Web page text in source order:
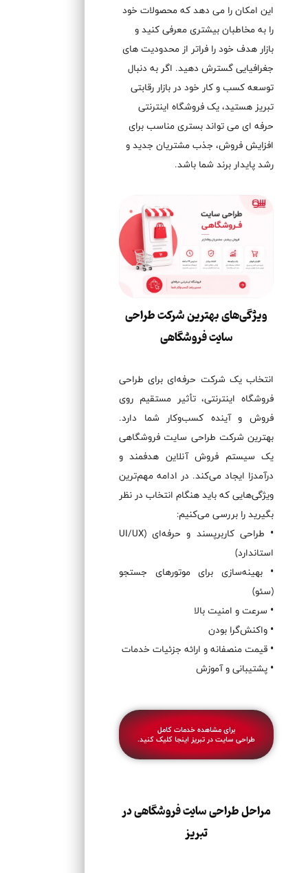
این امکان را می دهد که محصولات خود
را به مخاطبان بیشتری معرفی کنید و
بازار هدف خود را فراتر از محدودیت های
جغرافیایی گسترش دهید. اگر به دنبال
توسعه کسب و کار خود در بازار رقابتی
تبریز هستید، یک فروشگاه اینترنتی
حرفه ای می تواند بستری مناسب برای
افزایش فروش، جذب مشتریان جدید و
رشد پایدار برند شما باشد.
ویژگی‌های بهترین شرکت طراحی
سایت فروشگاهی
انتخاب یک شرکت حرفه‌ای برای طراحی
فروشگاه اینترنتی، تأثیر مستقیم روی
فروش و آینده کسب‌وکار شما دارد.
بهترین شرکت طراحی سایت فروشگاهی
یک سیستم فروش آنلاین هدفمند و
درآمدزا ایجاد می‌کند. در ادامه مهم‌ترین
ویژگی‌هایی که باید هنگام انتخاب در نظر
بگیرید را بررسی می‌کنیم:
• طراحی کاربرپسند و حرفه‌ای (UI/UX
استاندارد)
• بهینه‌سازی برای موتورهای جستجو
(سئو)
• سرعت و امنیت بالا
• واکنش‌گرا بودن
• قیمت منصفانه و ارائه جزئیات خدمات
• پشتیبانی و آموزش
برای مشاهده خدمات کامل
طراحی سایت در تبریز اینجا کلیک کنید.
مراحل طراحی سایت فروشگاهی در
تبریز